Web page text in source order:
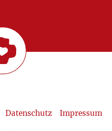
Datenschutz Impressum